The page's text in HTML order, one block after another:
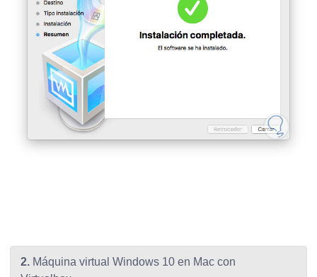
2. Máquina virtual Windows 10 en Mac con